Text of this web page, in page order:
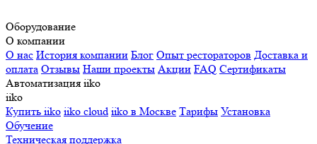
Оборудование
О компании
О нас История компании Блог Опыт рестораторов Доставка и
оплата Отзывы Наши проекты Акции FAQ Сертификаты
Автоматизация iiko
iiko
Купить iiko iiko cloud iiko в Москве Тарифы Установка
Обучение
Техническая поддержка